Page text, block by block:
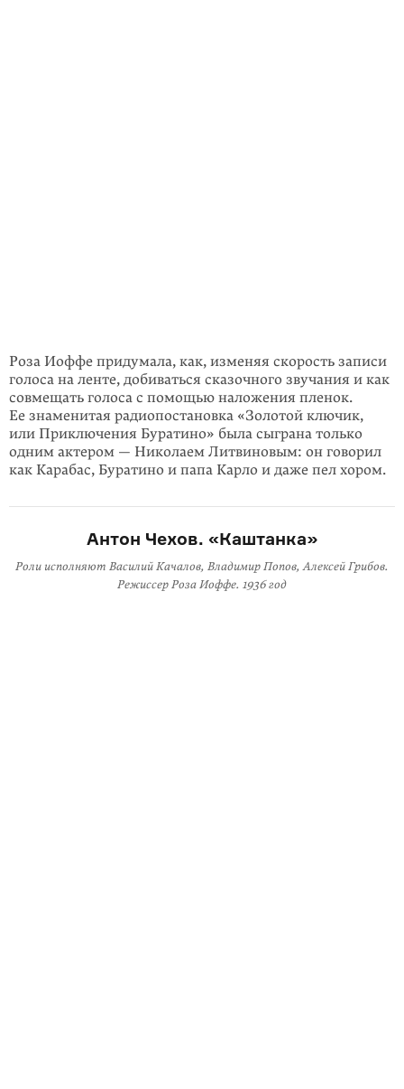
Роза Иоффе придумала, как, изменяя скорость записи
голоса на ленте, добиваться сказочного звучания и как
совмещать голоса с помощью наложения пленок.
Ее знаме­нитая радио­постановка «Золотой ключик,
или Приключения Буратино» была сыграна только
одним актером — Николаем Литвиновым: он говорил
как Карабас, Буратино и папа Карло и даже пел хором.
Антон Чехов. «Каштанка»
Роли исполняют Василий Качалов, Владимир Попов, Алексей Грибов.
Режиссер Роза Иоффе. 1936 год